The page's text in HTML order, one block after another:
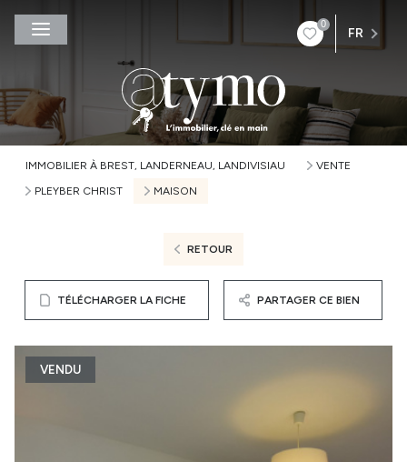
0
FR
IMMOBILIER À BREST, LANDERNEAU, LANDIVISIAU
VENTE
PLEYBER CHRIST
MAISON
RETOUR
TÉLÉCHARGER LA FICHE PARTAGER CE BIEN
VENDU